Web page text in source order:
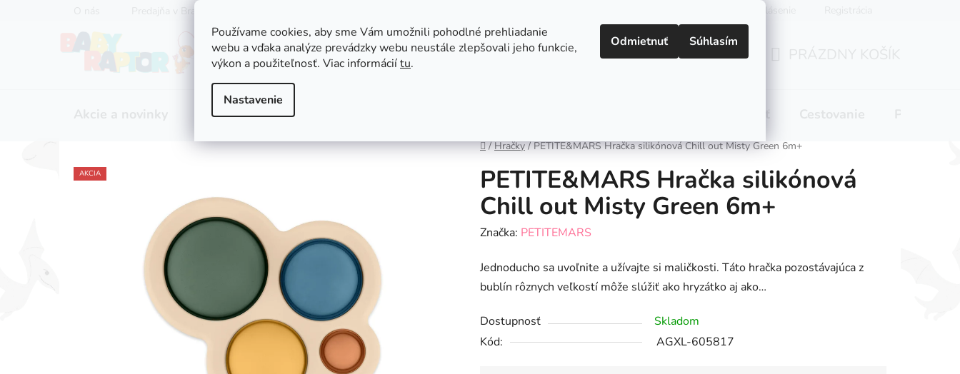
Používame cookies, aby sme Vám umožnili pohodlné prehliadanie
webu a vďaka analýze prevádzky webu neustále zlepšovali jeho funkcie,
výkon a použiteľnosť. Viac informáciítu.
Nastavenie
Odmietnuť Súhlasím
Predajňa v Bratislave Prihlásenie
Zľavy Kočíky
Domov
/ Hračky / PETITE&MARS Hračka silikónová Chill out Misty Green 6m+
PETITE&MARS Hračka silikónová
Chill out Misty Green 6m+
Značka: PETITEMARS
Jednoducho sa uvoľnite a užívajte si maličkosti. Táto hračka pozostávajúca z
bublín rôznych veľkostí môže slúžiť ako hryzátko aj ako…
Dostupnosť
Skladom
Kód:
AGXL-605817
AKCIA